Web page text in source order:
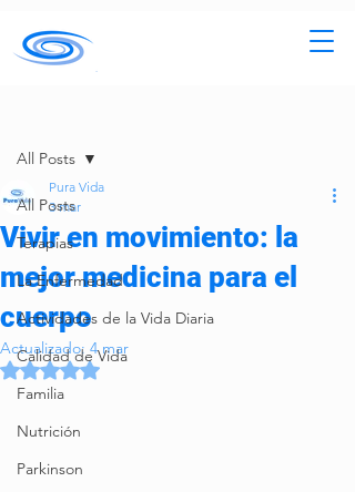
All Posts
Terapias
La Enfermedad
Actividades de la Vida Diaria
Calidad de Vida
Familia
Nutrición
Parkinson
All Posts
Vivir en movimiento: la
mejor medicina para el
cuerpo
Pura Vida
3 mar
Actualizado: 4 mar
Obtuvo NaN de 5 estrellas.